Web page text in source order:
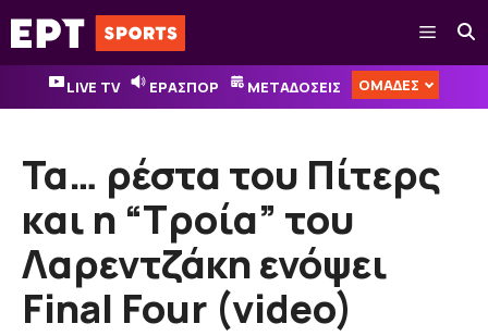
Μετάβαση
σε
περιεχόμενο
Μενού
LIVE TV ΕΡΑΣΠΟΡ ΜΕΤΑΔΟΣΕΙΣ ΟΜΑΔΕΣ
Τα… ρέστα του Πίτερς
και η “Τροία” του
Λαρεντζάκη ενόψει
Final Four (video)